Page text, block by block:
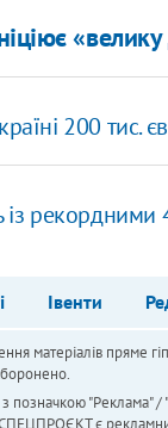
200
із
Івенти
матеріалів пряме
з позначкою
є